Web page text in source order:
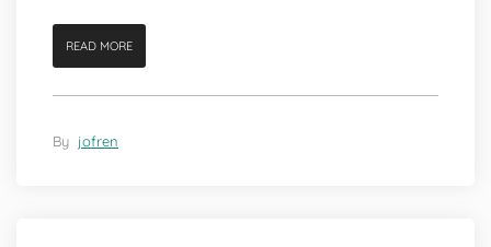
READ MORE
By jofren